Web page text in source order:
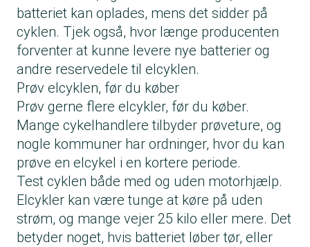
batteriet kan oplades, mens det sidder på
cyklen. Tjek også, hvor længe producenten
forventer at kunne levere nye batterier og
andre reservedele til elcyklen.
Prøv elcyklen, før du køber
Prøv gerne flere elcykler, før du køber.
Mange cykelhandlere tilbyder prøveture, og
nogle kommuner har ordninger, hvor du kan
prøve en elcykel i en kortere periode.
Test cyklen både med og uden motorhjælp.
Elcykler kan være tunge at køre på uden
strøm, og mange vejer 25 kilo eller mere. Det
betyder noget, hvis batteriet løber tør, eller